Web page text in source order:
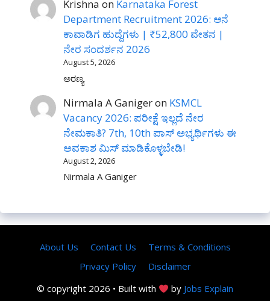
Krishna on Karnataka Forest
Department Recruitment 2026: ಆನೆ
ಕಾವಾಡಿಗ ಹುದ್ದೆಗಳು | ₹52,800 ವೇತನ |
ನೇರ ಸಂದರ್ಶನ 2026
August 5, 2026
ಅರಣ್ಯ
Nirmala A Ganigeron KSMCL
Vacancy 2026: ಪರೀಕ್ಷೆ ಇಲ್ಲದೆ ನೇರ
ನೇಮಕಾತಿ? 7th, 10th ಪಾಸ್ ಅಭ್ಯರ್ಥಿಗಳು ಈ
ಅವಕಾಶ ಮಿಸ್ ಮಾಡಿಕೊಳ್ಳಬೇಡಿ!
August 2, 2026
Nirmala A Ganiger
About Us Contact Us
Terms & Conditions
Privacy Policy
Disclaimer
© copyright 2026 • Built with
by Jobs Explain